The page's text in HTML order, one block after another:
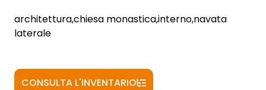
architettura,chiesa monastica,interno,navata
laterale
CONSULTA L'INVENTARIO